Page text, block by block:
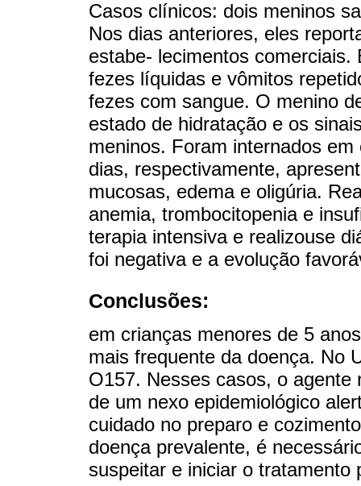
Casos clínicos: dois meninos
Nos dias anteriores, eles
estabe- lecimentos
fezes líquidas e vômitos
fezes com sangue. O menino
estado de hidratação e os
meninos. Foram internados
dias, respectivamente,
mucosas, edema e oligúria.
anemia, trombocitopenia e
terapia intensiva e realizouse
foi negativa e a evolução
Conclusões:
em crianças menores de 5
mais frequente da doença. No
O157. Nesses casos, o agente
de um nexo epidemiológico
cuidado no preparo e
doença prevalente, é
suspeitar e iniciar o tratamento